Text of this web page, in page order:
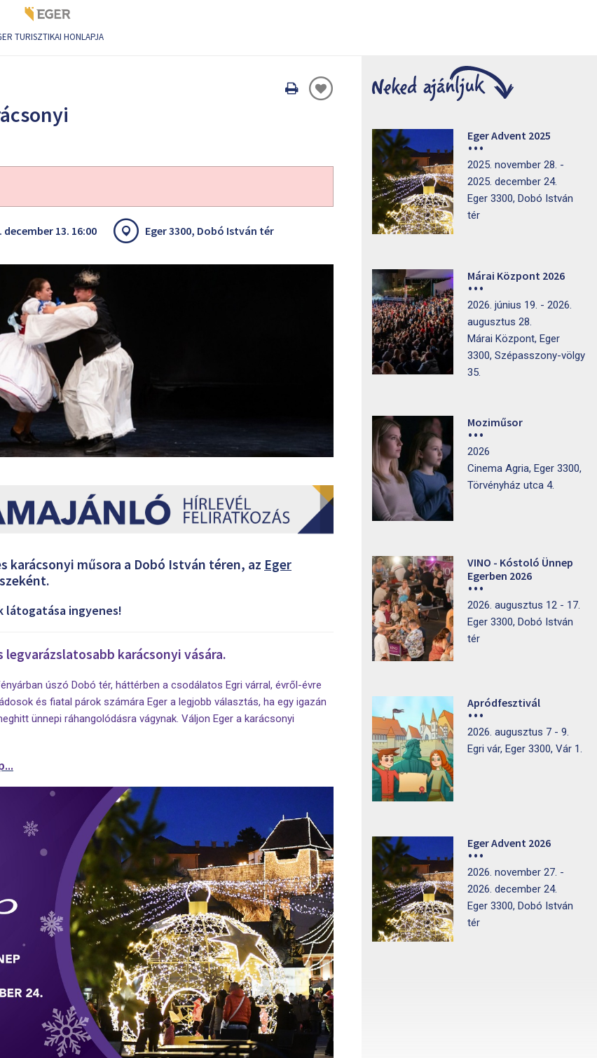
TURISZTIKAI HONLAPJA
Oldal
december 13. 16:00 Eger 3300, Dobó István tér
karácsonyi műsora a Dobó István téren, az Eger
látogatása ingyenes!
legvarázslatosabb karácsonyi vására.
úszó Dobó tér, háttérben a csodálatos Egri várral, évről-évre
és fiatal párok számára Eger a legjobb választás, ha egy igazán
ünnepi ráhangolódásra vágynak. Váljon Eger a karácsonyi
Eger Advent 2025
2025. november 28. -
2025. december 24.
Eger 3300, Dobó István
tér
Márai Központ 2026
2026. június 19. - 2026.
augusztus 28.
Márai Központ, Eger
3300, Szépasszony-völgy
35.
Moziműsor
2026
Cinema Agria, Eger 3300,
Törvényház utca 4.
VINO - Kóstoló Ünnep
Egerben 2026
2026. augusztus 12 - 17.
Eger 3300, Dobó István
tér
Apródfesztivál
2026. augusztus 7 - 9.
Egri vár, Eger 3300, Vár 1.
Eger Advent 2026
2026. november 27. -
2026. december 24.
Eger 3300, Dobó István
tér